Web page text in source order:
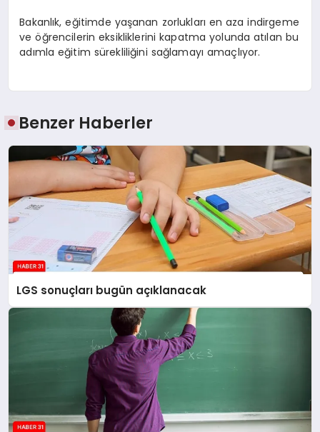
Bakanlık, eğitimde yaşanan zorlukları en aza indirgeme
ve öğrencilerin eksikliklerini kapatma yolunda atılan bu
adımla eğitim sürekliliğini sağlamayı amaçlıyor.
Benzer Haberler
LGS sonuçları bugün açıklanacak